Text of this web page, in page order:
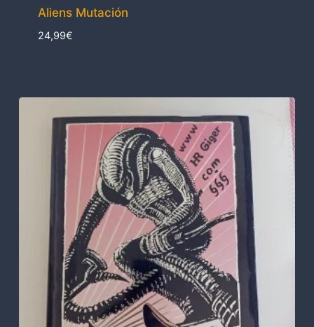
Aliens Mutación
24,99€